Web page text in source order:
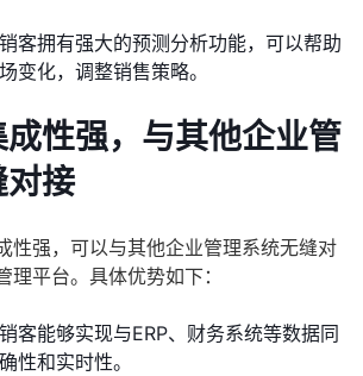
客拥有强大的预测分析功能，可以帮助
变化，调整销售策略。
性强，与其他企业管
对接
性强，可以与其他企业管理系统无缝对
理平台。具体优势如下：
客能够实现与ERP、财务系统等数据同
性和实时性。